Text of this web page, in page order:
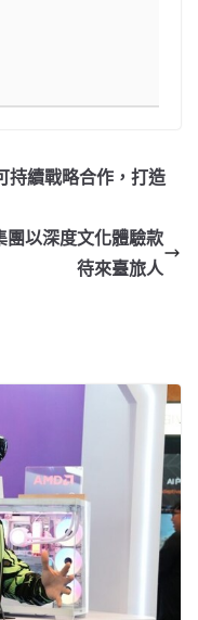
持續戰略合作，打造
以深度文化體驗款
待來臺旅人